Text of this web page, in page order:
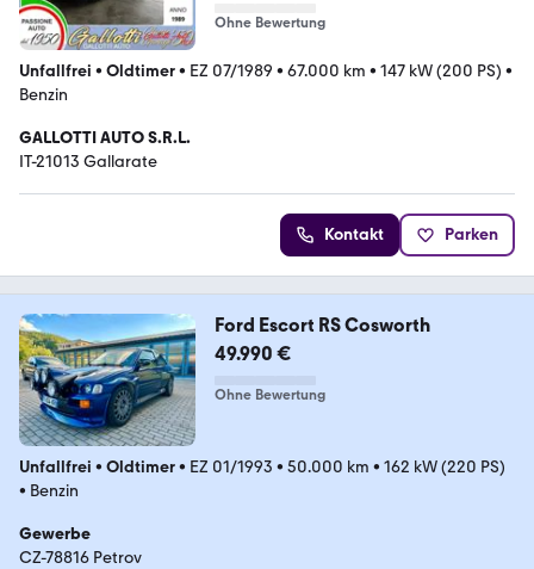
Ohne Bewertung
Unfallfrei • Oldtimer• EZ 07/1989 • 67.000 km • 147 kW (200 PS) •
Benzin
GALLOTTI AUTO S.R.L.
IT-21013 Gallarate
Kontakt Parken
Ford Escort RS Cosworth
49.990 €
Ohne Bewertung
Unfallfrei • Oldtimer• EZ 01/1993 • 50.000 km • 162 kW (220 PS)
• Benzin
Gewerbe
CZ-78816 Petrov